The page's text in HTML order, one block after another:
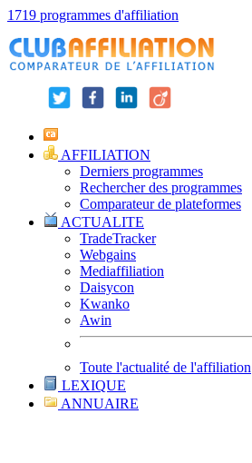
1719 programmes d'affiliation
AFFILIATION
Derniers programmes
Rechercher des programmes
Comparateur de plateformes
ACTUALITE
TradeTracker
Webgains
Mediaffiliation
Daisycon
Kwanko
Awin
Toute l'actualité de l'affiliation
LEXIQUE
ANNUAIRE